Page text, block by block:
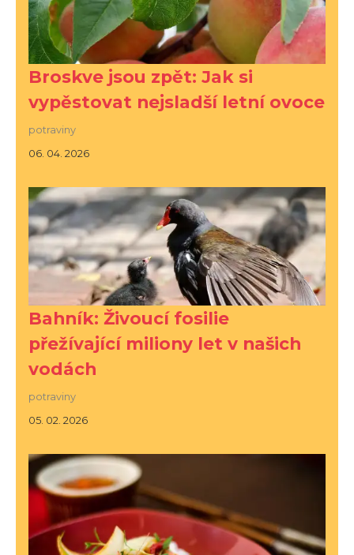
Broskve jsou zpět: Jak si
vypěstovat nejsladší letní ovoce
potraviny
06. 04. 2026
Bahník: Živoucí fosilie
přežívající miliony let v našich
vodách
potraviny
05. 02. 2026